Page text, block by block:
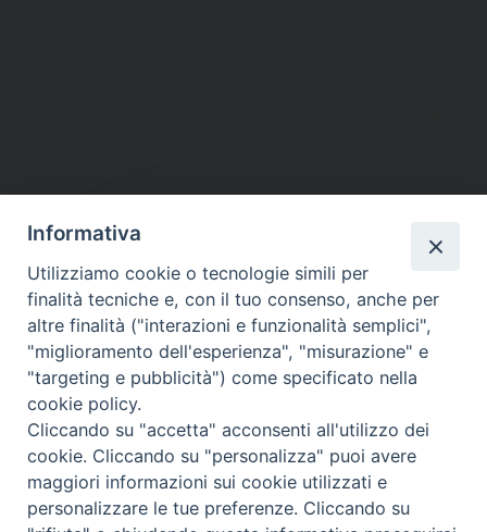
DIOCESI SUBURBICARIA DI ALBANO
Contatti:Tel.: 06.93268401 - Fax.: 06.9323844
E-mail:curia@diocesidialbano.it
Orari: dal Lunedì al Venerdì Ore: 9:00 - 13:00
Lunedì, Mercoledì e Venerdì, Ore 9:30 - 12:30
Informativa
Utilizziamo cookie o tecnologie simili per
finalità tecniche e, con il tuo consenso, anche per
altre finalità ("interazioni e funzionalità semplici",
"miglioramento dell'esperienza", "misurazione" e
"targeting e pubblicità") come specificato nella
cookie policy.
Cliccando su "accetta" acconsenti all'utilizzo dei
cookie. Cliccando su "personalizza" puoi avere
maggiori informazioni sui cookie utilizzati e
personalizzare le tue preferenze. Cliccando su